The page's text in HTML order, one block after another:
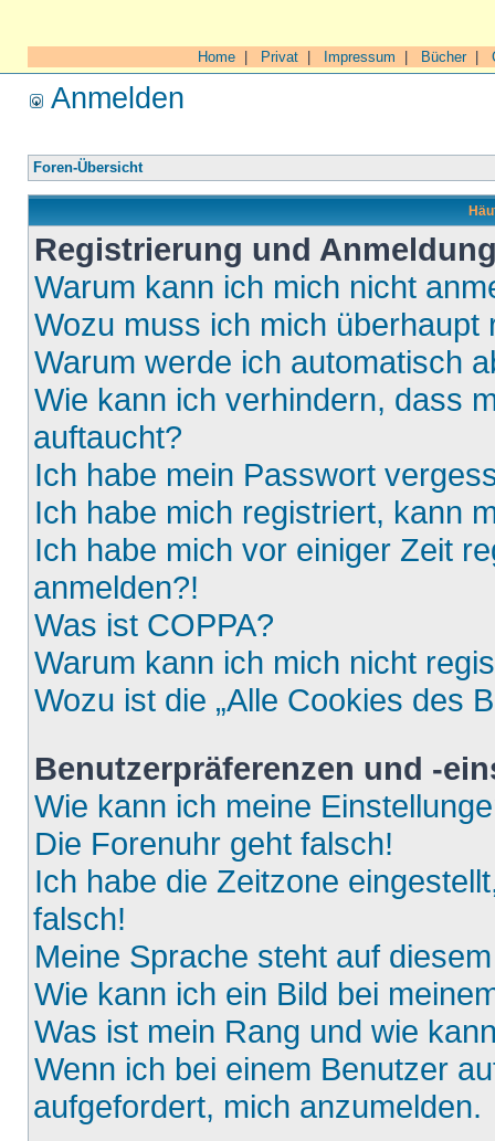
Home Privat Impressum Bücher|
Anmelden
Foren-Übersicht
Registrierung und
Warum kann ich mich nicht
Wozu muss ich mich überhaupt
Warum werde ich automatisch
Wie kann ich verhindern, dass
auftaucht?
Ich habe mein Passwort
Ich habe mich registriert, kann
Ich habe mich vor einiger Zeit
anmelden?!
Was ist COPPA?
Warum kann ich mich nicht
Wozu ist die „Alle Cookies des
Benutzerpräferenzen und -
Wie kann ich meine
Die Forenuhr geht falsch!
Ich habe die Zeitzone
falsch!
Meine Sprache steht auf
Wie kann ich ein Bild bei
Was ist mein Rang und wie
Wenn ich bei einem Benutzer
aufgefordert, mich anzumelden.